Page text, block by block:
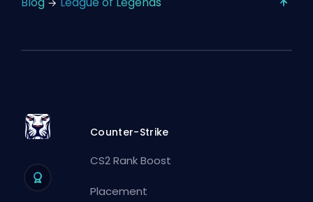
Counter-Strike
CS2 Rank Boost
Placement